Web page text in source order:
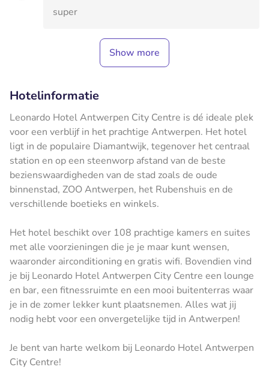
super
Show more
Hotelinformatie
Leonardo Hotel Antwerpen City Centre is dé ideale plek
voor een verblijf in het prachtige Antwerpen. Het hotel
ligt in de populaire Diamantwijk, tegenover het centraal
station en op een steenworp afstand van de beste
bezienswaardigheden van de stad zoals de oude
binnenstad, ZOO Antwerpen, het Rubenshuis en de
verschillende boetieks en winkels.
Het hotel beschikt over 108 prachtige kamers en suites
met alle voorzieningen die je je maar kunt wensen,
waaronder airconditioning en gratis wifi. Bovendien vind
je bij Leonardo Hotel Antwerpen City Centre een lounge
en bar, een fitnessruimte en een mooi buitenterras waar
je in de zomer lekker kunt plaatsnemen. Alles wat jij
nodig hebt voor een onvergetelijke tijd in Antwerpen!
Je bent van harte welkom bij Leonardo Hotel Antwerpen
City Centre!